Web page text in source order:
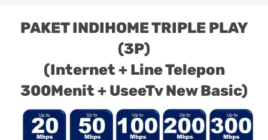
PAKET INDIHOME TRIPLE PLAY
(3P)
(Internet + Line Telepon
300Menit + UseeTv New Basic)